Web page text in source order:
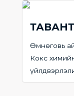
Өмнөговь
Кокс